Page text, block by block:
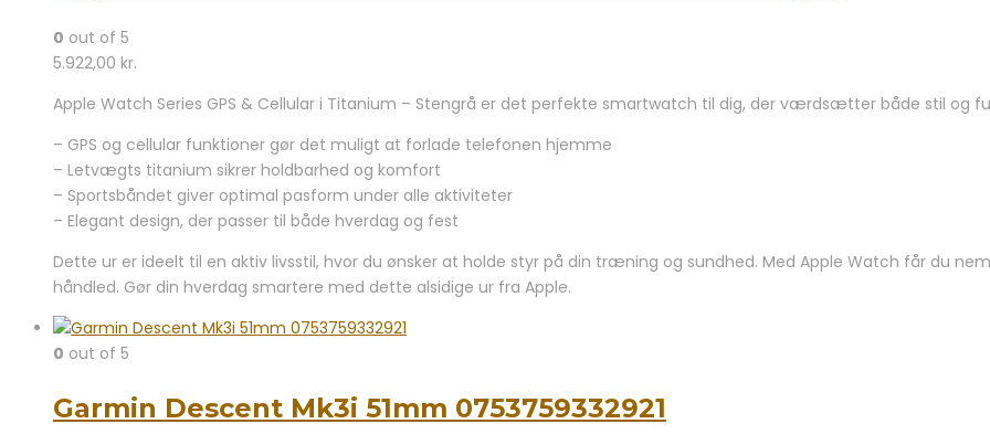
0 out of 5
5.922,00 kr.
Apple Watch Series GPS & Cellular i Titanium – Stengrå er det perfekte smartwatch til dig, der værdsætter både stil og
– GPS og cellular funktioner gør det muligt at forlade telefonen hjemme
– Letvægts titanium sikrer holdbarhed og komfort
– Sportsbåndet giver optimal pasform under alle aktiviteter
– Elegant design, der passer til både hverdag og fest
Dette ur er ideelt til en aktiv livsstil, hvor du ønsker at holde styr på din træning og sundhed. Med Apple Watch får du
håndled. Gør din hverdag smartere med dette alsidige ur fra Apple.
0 out of 5
Garmin Descent Mk3i 51mm 0753759332921